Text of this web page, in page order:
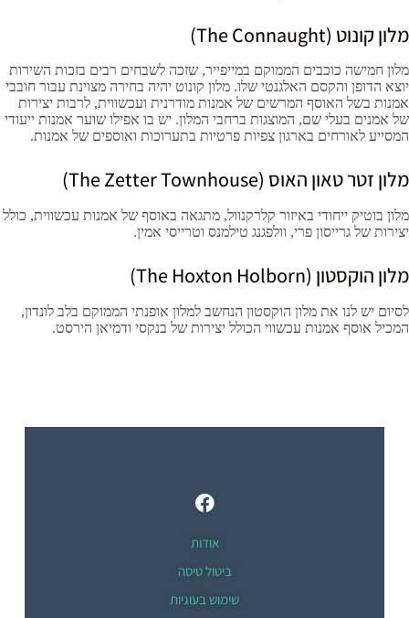
מלון קונוט (The Connaught)
מלון חמישה כוכבים הממוקם במייפייר, שזכה לשבחים רבים בזכות השירות
יוצא הדופן והקסם האלגנטי שלו. מלון קונוט יהיה בחירה מצוינת עבור חובבי
אמנות בשל האוסף המרשים של אמנות מודרנית ועכשווית, לרבות יצירות
של אמנים בעלי שם, המוצגות ברחבי המלון. יש בו אפילו שוער אמנות ייעודי
המסייע לאורחים בארגון צפיות פרטיות בתערוכות ואוספים של אמנות.
מלון זטר טאון האוס (The Zetter Townhouse)
מלון בוטיק ייחודי באיזור קלרקנוול, מתגאה באוסף של אמנות עכשווית, כולל
יצירות של גרייסון פרי, וולפגנג טילמנס וטרייסי אמין.
מלון הוקסטון (The Hoxton Holborn)
לסיום יש לנו את מלון הוקסטון הנחשב למלון אופנתי הממוקם בלב לונדון,
המכיל אוסף אמנות עכשווי הכולל יצירות של בנקסי ודמיאן הירסט.
אודות
ביטול טיסה
שימוש בעוגיות